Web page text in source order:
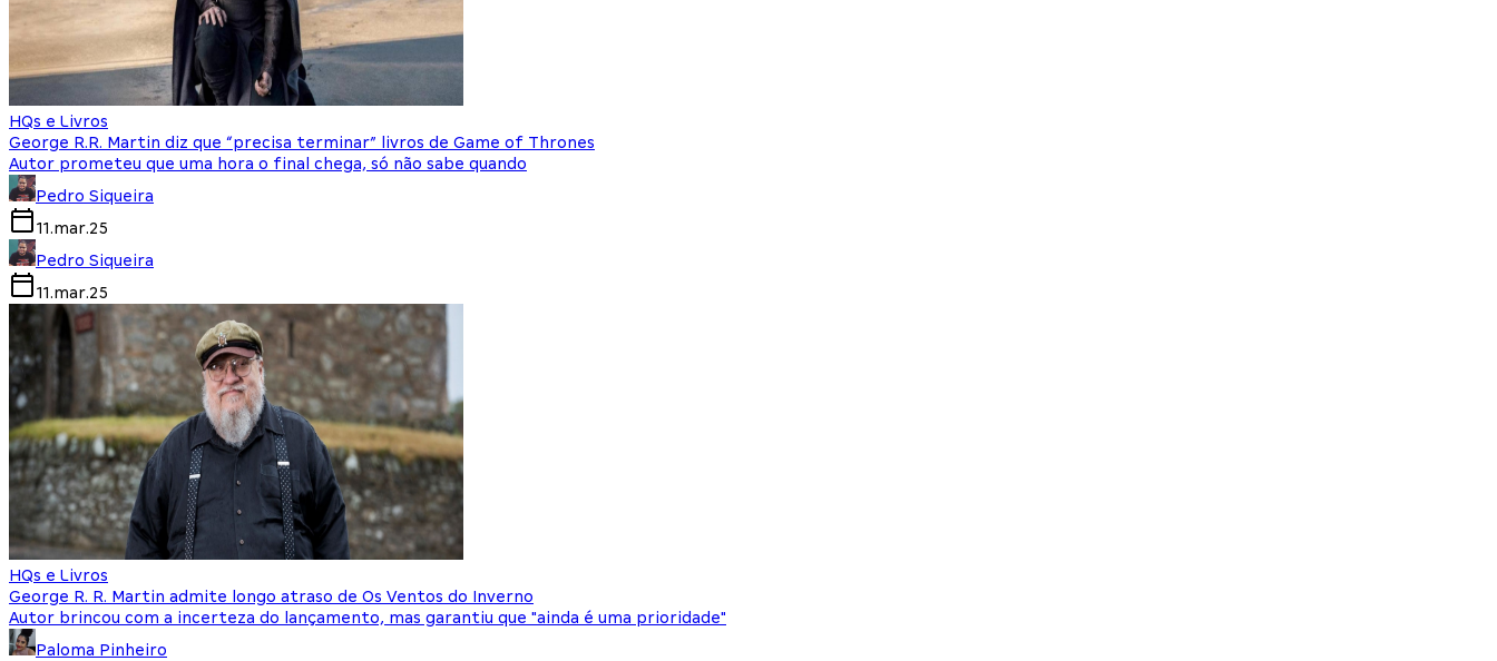
HQs e Livros
George R.R. Martin diz que “precisa terminar” livros de Game of Thrones
Autor prometeu que uma hora o final chega, só não sabe quando
Pedro Siqueira
11.mar.25
Pedro Siqueira
11.mar.25
HQs e Livros
George R. R. Martin admite longo atraso de Os Ventos do Inverno
Autor brincou com a incerteza do lançamento, mas garantiu que "ainda é uma prioridade"
Paloma Pinheiro